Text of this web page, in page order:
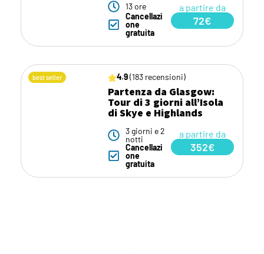
13 ore
Cancellazi
one
gratuita
a partire da
72€
best seller 4.9(183 recensioni)
Partenza da Glasgow:
Tour di 3 giorni all’Isola
di Skye e Highlands
3 giorni e 2
notti
Cancellazi
one
gratuita
a partire da
352€